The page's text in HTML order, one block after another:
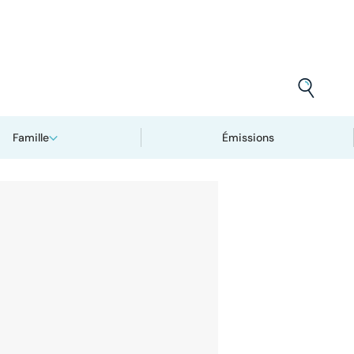
Famille Émissions